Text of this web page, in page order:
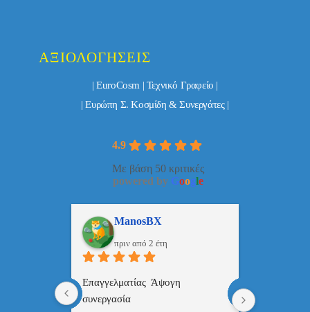
ΑΞΙΟΛΟΓΉΣΕΙΣ
| EuroCosm | Τεχνικό Γραφείο |
| Ευρώπη Σ. Κοσμίδη & Συνεργάτες |
4.9
Με βάση 50 κριτικές
powered by Google
ManosBX
πριν από 2 έτη
Επαγγελματίας  Άψογη
συνεργασία